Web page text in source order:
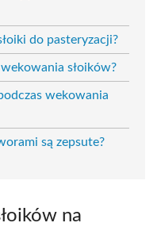
do pasteryzacji?
słoików?
wekowania
są zepsute?
na